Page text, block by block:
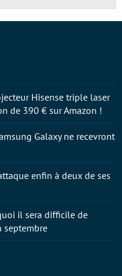
Hisense triple laser
de 390 € sur Amazon !
Galaxy ne recevront
enfin à deux de ses
il sera difficile de
septembre